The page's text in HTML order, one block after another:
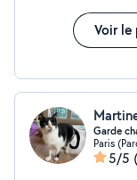
Voir le
Garde
Paris
5/5